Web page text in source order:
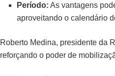
Período: As vantagens
aproveitando o calendário
Roberto Medina, presidente da
reforçando o poder de